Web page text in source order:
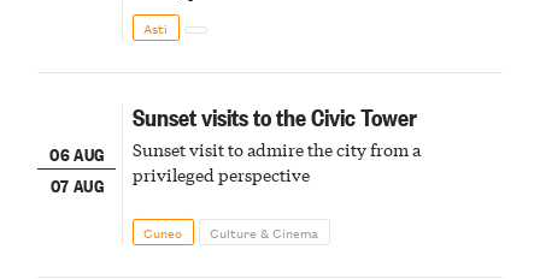
della scena le meraviglie del passato astigiano
Asti
06 AUG
07 AUG
Sunset visits to the Civic Tower
Sunset visit to admire the city from a
privileged perspective
Cuneo Culture & Cinema